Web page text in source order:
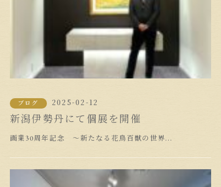
ブログ 2025-02-12
新潟伊勢丹にて個展を開催
画業30周年記念 ～新たなる花鳥百獣の世界...